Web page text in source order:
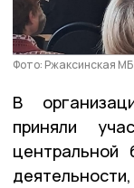
Фото: Ржаксинская МБ
В
приняли
центральной